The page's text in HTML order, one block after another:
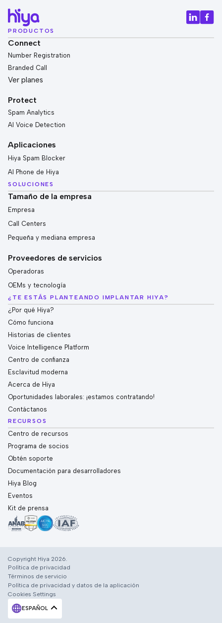
PRODUCTOS
Connect
Number Registration
Branded Call
Ver planes
Protect
Spam Analytics
AI Voice Detection
Aplicaciones
Hiya Spam Blocker
AI Phone de Hiya
SOLUCIONES
Tamaño de la empresa
Empresa
Call Centers
Pequeña y mediana empresa
Proveedores de servicios
Operadoras
OEMs y tecnología
¿TE ESTÁS PLANTEANDO IMPLANTAR HIYA?
¿Por qué Hiya?
Cómo funciona
Historias de clientes
Voice Intelligence Platform
Centro de confianza
Esclavitud moderna
Acerca de Hiya
Oportunidades laborales: ¡estamos contratando!
Contáctanos
RECURSOS
Centro de recursos
Programa de socios
Obtén soporte
Documentación para desarrolladores
Hiya Blog
Eventos
Kit de prensa
Copyright Hiya 2026.
Política de privacidad
Términos de servicio
Política de privacidad y datos de la aplicación
Cookies Settings
ESPAÑOL